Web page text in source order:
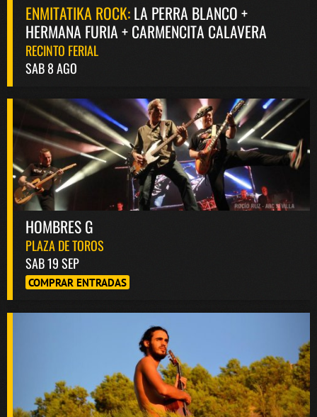
ENMITATIKA ROCK:LA PERRA BLANCO +
HERMANA FURIA + CARMENCITA CALAVERA
RECINTO FERIAL
SAB 8 AGO
HOMBRES G
PLAZA DE TOROS
SAB 19 SEP
COMPRAR ENTRADAS